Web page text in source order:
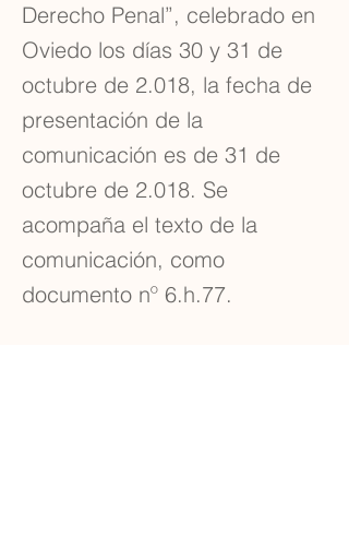
Derecho Penal”, celebrado en
Oviedo los días 30 y 31 de
octubre de 2.018, la fecha de
presentación de la
comunicación es de 31 de
octubre de 2.018. Se
acompaña el texto de la
comunicación, como
documento nº 6.h.77.